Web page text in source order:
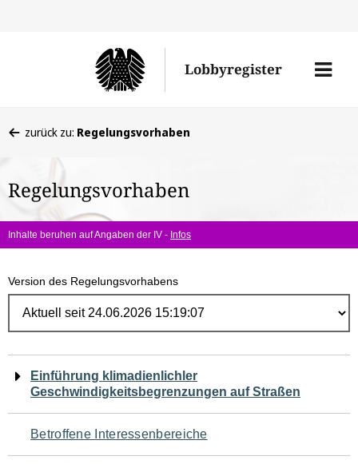
Lobbyregister
Menü
befinden
hier:
zurück zu: Regelungsvorhaben
Regelungsvorhaben
Inhalte beruhen auf Angaben der IV - Infos
Version des Regelungsvorhabens
Navigation
für
den
Einführung klimadienlichler
Geschwindigkeitsbegrenzungen auf Straßen
Betroffene Interessenbereiche